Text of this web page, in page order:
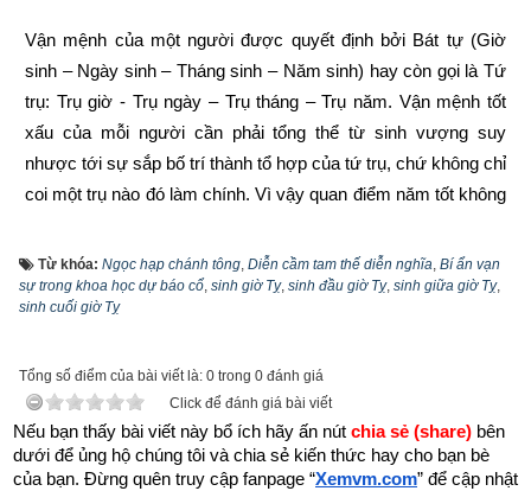
Vận mệnh của một người được quyết định bởi Bát tự (Giờ
sinh – Ngày sinh – Tháng sinh – Năm sinh) hay còn gọi là Tứ
trụ: Trụ giờ - Trụ ngày – Trụ tháng – Trụ năm. Vận mệnh tốt
xấu của mỗi người cần phải tổng thể từ sinh vượng suy
nhược tới sự sắp bố trí thành tổ hợp của tứ trụ, chứ không chỉ
coi một trụ nào đó làm chính. Vì vậy quan điểm năm tốt không
bằng giờ tốt là phiến diện còn quan niệm năm sinh quyết định
toàn bộ vận mệnh còn người thì lại càng sai lầm hơn nữa.
Vậy hiểu như thế nào mới lại đúng?
Năm sinh trong tứ trụ như là gốc của cây, là móng của nhà
là ngọn nguồn của nhân mệnh. Gốc khô thì cây chết, gốc có
rễ cắm sâu thì lá xanh, nền rỗng thì nhà đổ, nền kiên cố thì
nhà chắc chắn.
Từ khóa: Ngọc hạp chánh tông, Diễn cầm tam thế diễn nghĩa, Bí ẩn vạn
sự trong khoa học dự báo cổ, sinh giờ Tỵ, sinh đầu giờ Tỵ, sinh giữa giờ Tỵ,
sinh cuối giờ Tỵ
Tổng số điểm của bài viết là: 0 trong 0 đánh giá
Click để đánh giá bài viết
Nếu bạn thấy bài viết này bổ ích hãy ấn nút chia sẻ (share) bên
dưới để ủng hộ chúng tôi và chia sẻ kiến thức hay cho bạn bè
của bạn. Đừng quên truy cập fanpage “Xemvm.com” để cập nhật